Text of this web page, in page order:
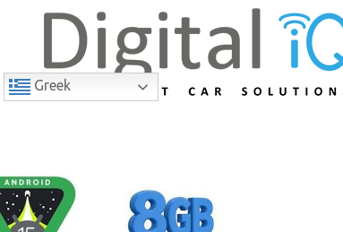
Greek
10% Έκπτωση